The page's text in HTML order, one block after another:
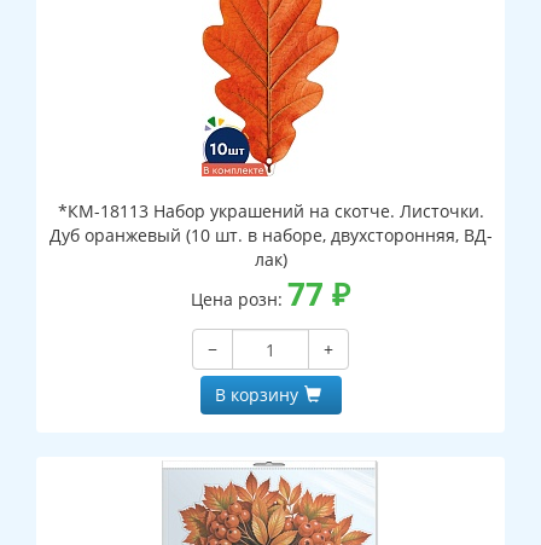
*КМ-18113 Набор украшений на скотче. Листочки.
Дуб оранжевый (10 шт. в наборе, двухсторонняя, ВД-
лак)
Цена розн: 77 ₽
−
+
В корзину